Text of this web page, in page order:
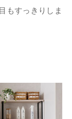
もすっきりしま